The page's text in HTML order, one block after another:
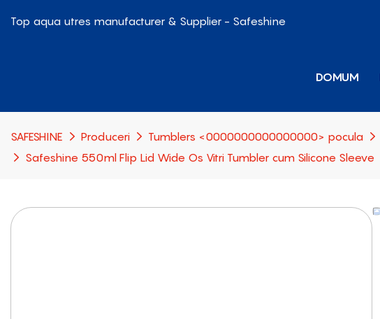
Top aqua utres manufacturer & Supplier - Safeshine
DOMUM
SAFESHINE Produceri Tumblers <0000000000000000> pocula
Safeshine 550ml Flip Lid Wide Os Vitri Tumbler cum Silicone Sleeve